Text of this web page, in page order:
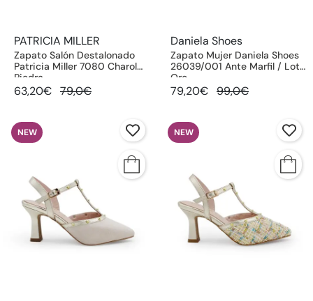
PATRICIA MILLER
Zapato Salón Destalonado
Patricia Miller 7080 Charol
Piedra
63,20€ 79,0€
Daniela Shoes
Zapato Mujer Daniela Shoes
26039/001 Ante Marfil / Lotus
Oro
79,20€ 99,0€
NEW NEW